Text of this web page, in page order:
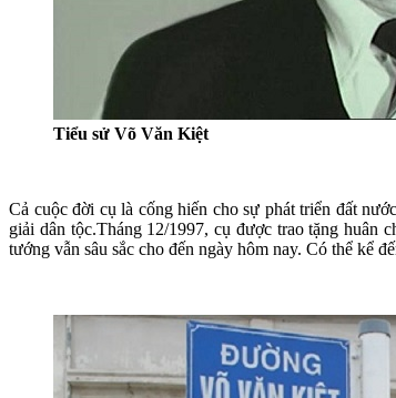
Tiểu sử Võ Văn Kiệt
Cả cuộc đời cụ là cống hiến cho sự phát triển đất
giải dân tộc.Tháng 12/1997, cụ được trao tặng huân
tướng vẫn sâu sắc cho đến ngày hôm nay. Có thể kể